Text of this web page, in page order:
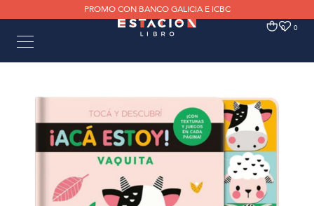
PROMO CON BANCO GALICIA E ICBC
0 0